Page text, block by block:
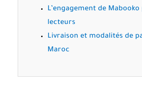
L’engagement de
lecteurs
Livraison et modalités de
Maroc